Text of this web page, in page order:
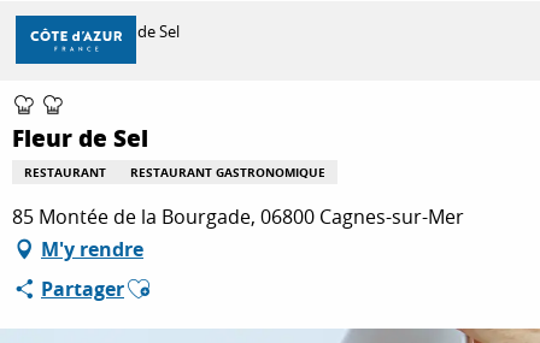
Aller
contenu
principal
DÉCOUVRIR
À FAIRE
SÉJOURNER
Accueil Fleur de Sel
Fleur de Sel
RESTAURANT RESTAURANT GASTRONOMIQUE
85 Montée de la Bourgade, 06800 Cagnes-sur-Mer
M'y rendre
PartagerAjouter aux favoris